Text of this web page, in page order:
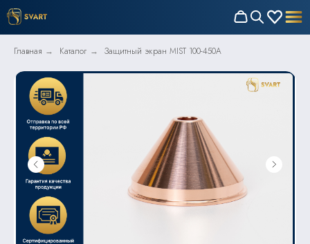
Главная → Каталог → Защитный экран MIST 100-450A